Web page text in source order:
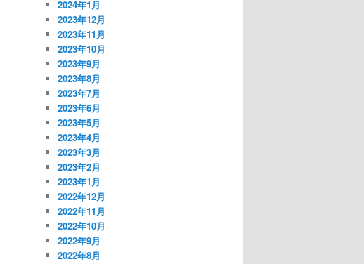
2024年1月
2023年12月
2023年11月
2023年10月
2023年9月
2023年8月
2023年7月
2023年6月
2023年5月
2023年4月
2023年3月
2023年2月
2023年1月
2022年12月
2022年11月
2022年10月
2022年9月
2022年8月